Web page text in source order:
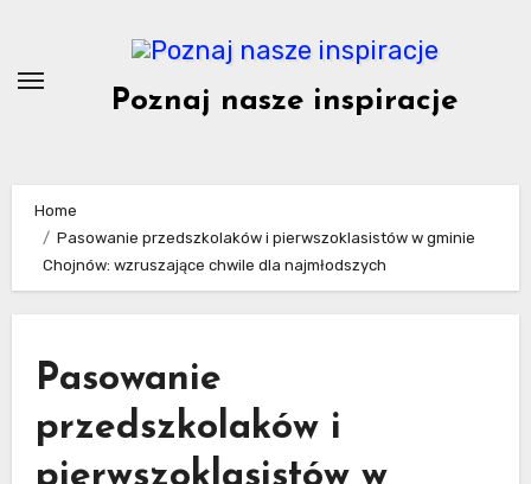
content
Poznaj nasze inspiracje
Home
Pasowanie przedszkolaków i pierwszoklasistów w gminie
Chojnów: wzruszające chwile dla najmłodszych
Pasowanie
przedszkolaków i
pierwszoklasistów w